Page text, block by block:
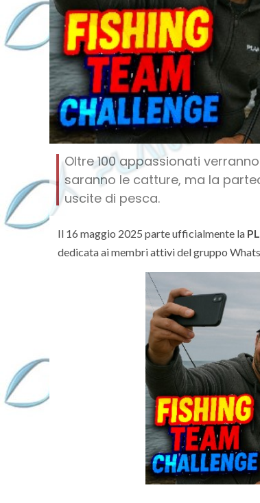
Oltre 100 appassionati
saranno le catture, ma la
uscite di pesca.
Il 16 maggio 2025 parte ufficialmente la
dedicata ai membri attivi del gruppo